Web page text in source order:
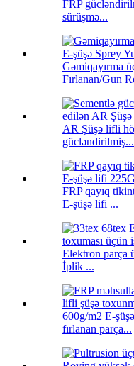
FRP
sürüşmə...
Gəmiqayırma
Fırlanan/Gun
AR Şüşə lifli
gücləndirilmiş...
FRP qayıq
E-şüşə lifi ...
Elektron parça
İplik ...
600g/m2 E-
fırlanan parça...